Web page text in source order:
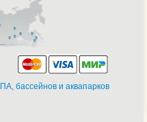
бассейнов и аквапарков